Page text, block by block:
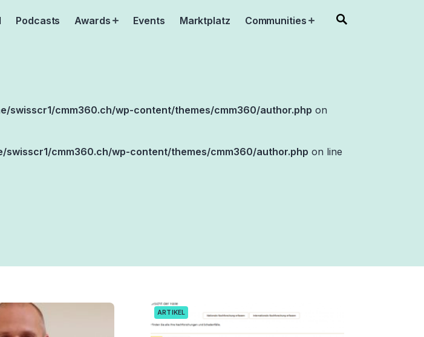
Podcasts Awards OpenEvents Marktplatz Communities Open
swisscr1/cmm360.ch/wp-content/themes/cmm360/author.php on
swisscr1/cmm360.ch/wp-content/themes/cmm360/author.php on line
ARTIKEL